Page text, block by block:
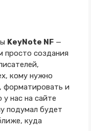
KeyNote NF—
просто создания
кому нужно
форматировать и
нас на сайте
подумал будет
куда